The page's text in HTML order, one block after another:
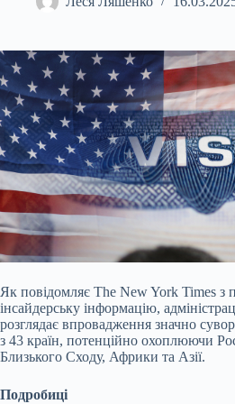
Як повідомляє The New York Times з
інсайдерську інформацію,
розглядає впровадження значно
з 43 країн, потенційно охоплюючи
Близького Сходу, Африки та Азії.
Подробиці